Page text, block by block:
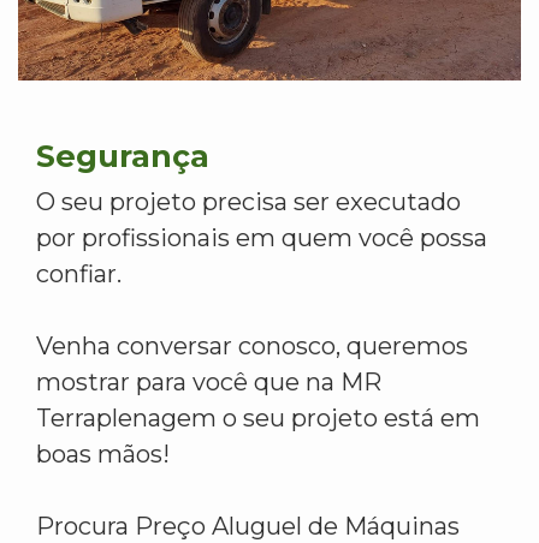
Segurança
O seu projeto precisa ser executado
por profissionais em quem você possa
confiar.
Venha conversar conosco, queremos
mostrar para você que na MR
Terraplenagem o seu projeto está em
boas mãos!
Procura Preço Aluguel de Máquinas